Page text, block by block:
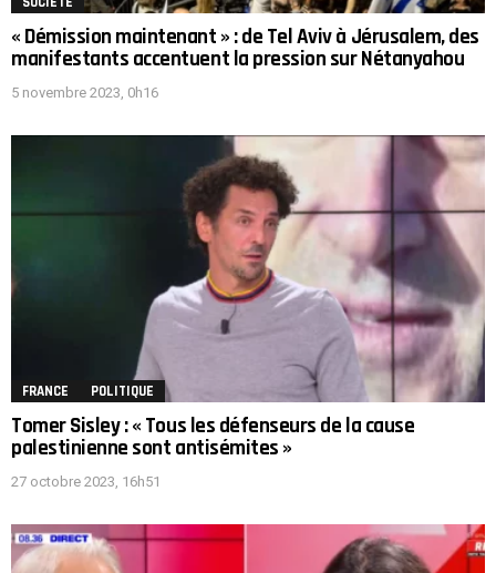
« Démission maintenant » : de Tel Aviv à Jérusalem, des
manifestants accentuent la pression sur Nétanyahou
5 novembre 2023, 0h16
FRANCE POLITIQUE
Tomer Sisley : « Tous les défenseurs de la cause
palestinienne sont antisémites »
27 octobre 2023, 16h51